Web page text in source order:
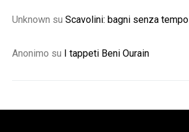
Unknown su Scavolini: bagni senza tempo
Anonimo su I tappeti Beni Ourain